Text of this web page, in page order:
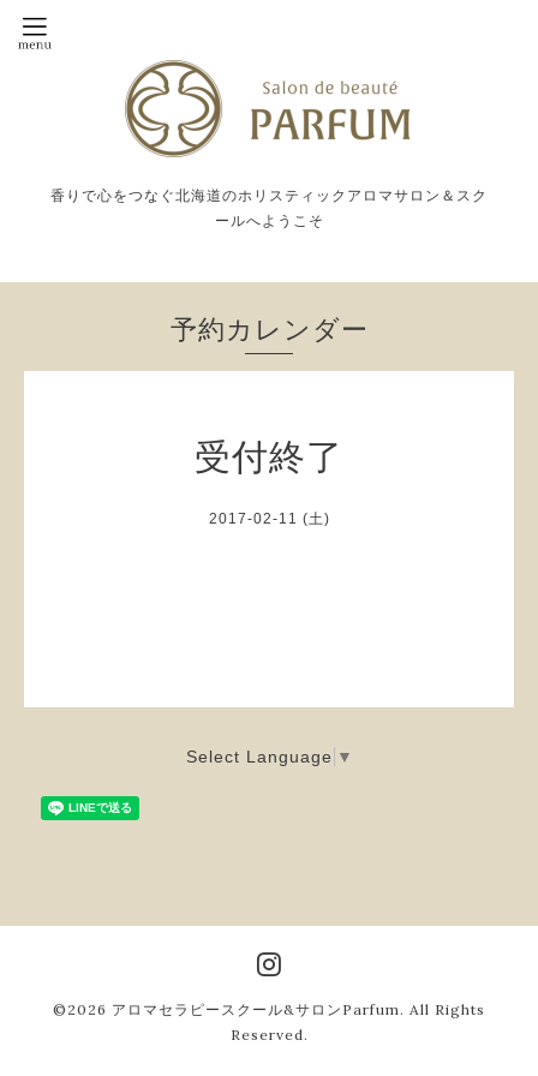
香りで心をつなぐ北海道のホリスティックアロマサロン＆スク
ールへようこそ
予約カレンダー
受付終了
2017-02-11 (土)
Select Language ▼
©2026 アロマセラピースクール&サロンParfum . All Rights
Reserved.